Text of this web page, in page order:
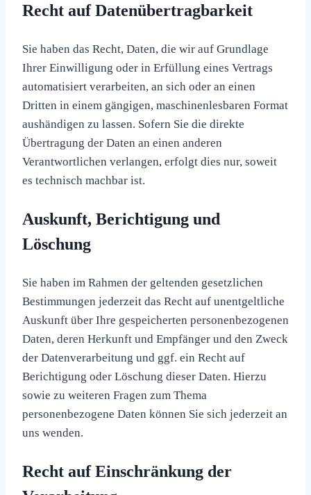
Recht auf Daten­übertrag­barkeit
Sie haben das Recht, Daten, die wir auf Grundlage
Ihrer Einwilligung oder in Erfüllung eines Vertrags
automatisiert verarbeiten, an sich oder an einen
Dritten in einem gängigen, maschinenlesbaren Format
aushändigen zu lassen. Sofern Sie die direkte
Übertragung der Daten an einen anderen
Verantwortlichen verlangen, erfolgt dies nur, soweit
es technisch machbar ist.
Auskunft, Berichtigung und
Löschung
Sie haben im Rahmen der geltenden gesetzlichen
Bestimmungen jederzeit das Recht auf unentgeltliche
Auskunft über Ihre gespeicherten personenbezogenen
Daten, deren Herkunft und Empfänger und den Zweck
der Datenverarbeitung und ggf. ein Recht auf
Berichtigung oder Löschung dieser Daten. Hierzu
sowie zu weiteren Fragen zum Thema
personenbezogene Daten können Sie sich jederzeit an
uns wenden.
Recht auf Einschränkung der